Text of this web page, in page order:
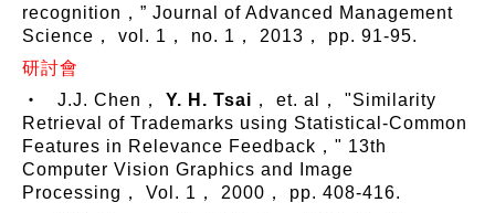
recognition，” Journal of Advanced Management
Science， vol. 1， no. 1， 2013， pp. 91-95.
研討會
‧ J.J. Chen， Y. H. Tsai ， et. al， "Similarity
Retrieval of Trademarks using Statistical-Common
Features in Relevance Feedback，" 13th
Computer Vision Graphics and Image
Processing， Vol. 1， 2000， pp. 408-416.